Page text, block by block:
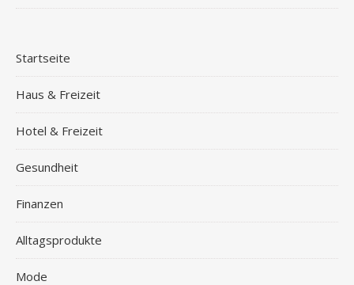
Startseite
Haus & Freizeit
Hotel & Freizeit
Gesundheit
Finanzen
Alltagsprodukte
Mode